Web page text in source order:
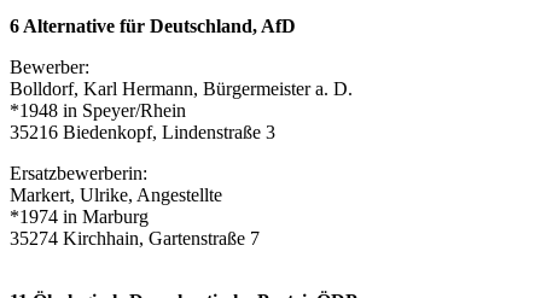
6 Alternative für Deutschland, AfD
Bewerber:
Bolldorf, Karl Hermann, Bürgermeister a. D.
*1948 in Speyer/Rhein
35216 Biedenkopf, Lindenstraße 3
Ersatzbewerberin:
Markert, Ulrike, Angestellte
*1974 in Marburg
35274 Kirchhain, Gartenstraße 7